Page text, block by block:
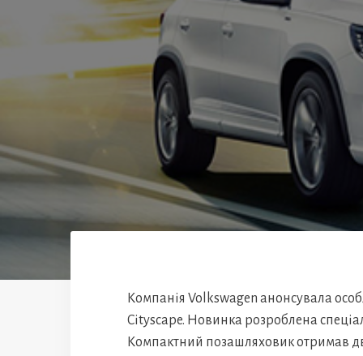
Компанія Volkswagen анонсувала
Cityscape. Новинка розроблена
Компактний позашляховик отримав